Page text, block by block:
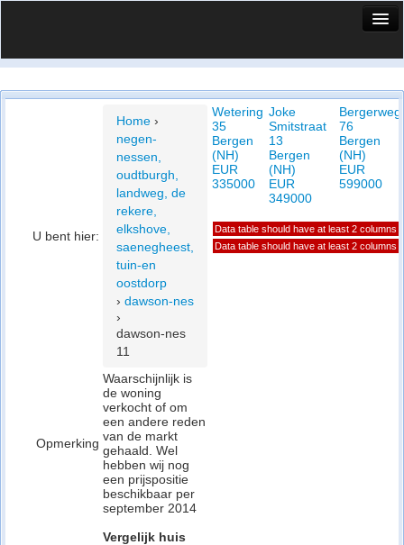
Vergelijk prijsposities - wijk
U bent hier:
Home ›
negen-
nessen,
oudtburgh,
landweg, de
rekere,
elkshove,
saenegheest,
tuin-en
oostdorp
› dawson-nes
›
dawson-nes
11
Opmerking
Waarschijnlijk is
de woning
verkocht of om
een andere reden
van de markt
gehaald. Wel
hebben wij nog
een prijspositie
beschikbaar per
september 2014
Vergelijk huis
Wetering
35
Bergen
(NH)
EUR
335000
Joke
Smitstraat
13
Bergen
(NH)
EUR
349000
Bergerweg
76
Bergen
(NH)
EUR
599000
Data table should have at least 2 columns
Data table should have at least 2 columns